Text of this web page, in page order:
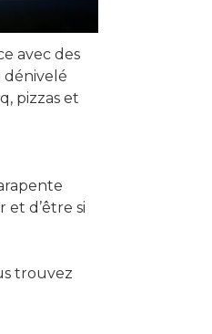
avec des
dénivelé
pizzas et
d’être si
trouvez